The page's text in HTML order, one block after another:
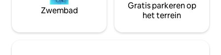
Zwembad
Gratis parkeren op
het terrein